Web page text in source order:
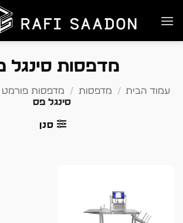
to
מדפסות סינגל
עמוד הבית / מדפסות / מדפסות
סינגל פס
סנן